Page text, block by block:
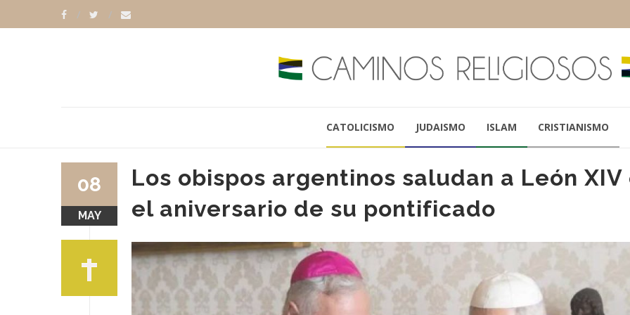
CATOLICISMO JUDAISMO ISLAM CRISTIANISMO
Los obispos argentinos saludan a León XIV
el aniversario de su pontificado
08
MAY